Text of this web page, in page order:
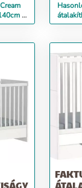
-
szürke